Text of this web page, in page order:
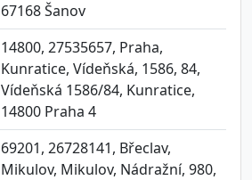
67168 Šanov
14800, 27535657, Praha,
Kunratice, Vídeňská, 1586, 84,
Vídeňská 1586/84, Kunratice,
14800 Praha 4
69201, 26728141, Břeclav,
Mikulov, Mikulov, Nádražní, 980,